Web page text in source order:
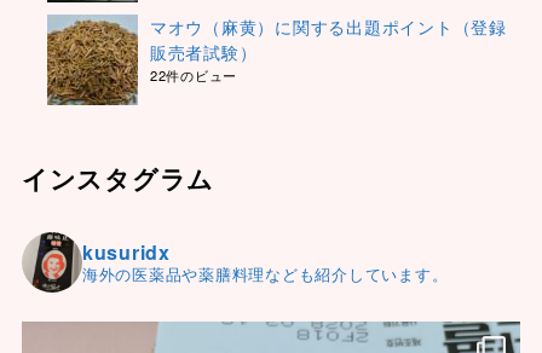
マオウ（麻黄）に関する出題ポイント（登録
販売者試験）
22件のビュー
インスタグラム
kusuridx
海外の医薬品や薬膳料理なども紹介しています。